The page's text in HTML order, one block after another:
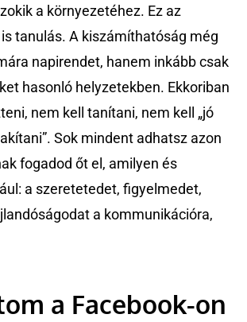
a környezetéhez. Ez az
tanulás. A kiszámíthatóság még
napirendet, hanem inkább csak
hasonló helyzetekben. Ekkoriban
nem kell tanítani, nem kell „jó
Sok mindent adhatsz azon
fogadod őt el, amilyen és
a szeretetedet, figyelmedet,
a kommunikációra,
a Facebook-on